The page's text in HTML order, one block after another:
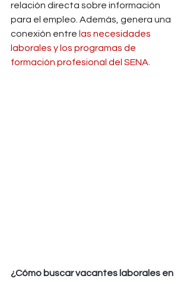
relación directa sobre información
para el empleo. Además, genera una
conexión entre las necesidades
laborales y los programas de
formación profesional del SENA.
¿Cómo buscar vacantes laborales en